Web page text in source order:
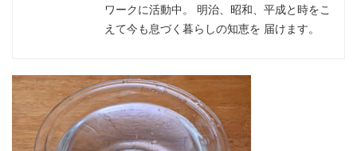
ワークに活動中。 明治、昭和、平成と時をこ
えて今も息づく暮らしの知恵を 届けます。